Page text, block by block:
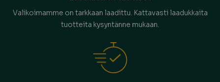
Valikoimamme on tarkkaan laadittu. Kattavasti laadukkaita
tuotteita kysyntänne mukaan.